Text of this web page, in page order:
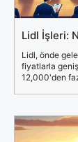
Lidl İşleri:
Lidl, önde
fiyatlarla
12,000'den